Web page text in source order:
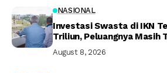
NASIONAL
Investasi Swasta di IKN
Triliun, Peluangnya Masih
August 8, 2026